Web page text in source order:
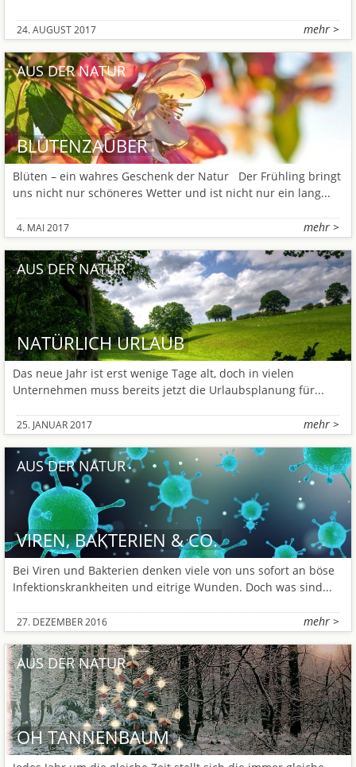
24. AUGUST 2017 mehr >
BLÜTENZAUBER
AUS DER NATUR
Blüten – ein wahres Geschenk der Natur Der Frühling bringt
uns nicht nur schöneres Wetter und ist nicht nur ein lang...
4. MAI 2017 mehr >
NATÜRLICH URLAUB
AUS DER NATUR
Das neue Jahr ist erst wenige Tage alt, doch in vielen
Unternehmen muss bereits jetzt die Urlaubsplanung für...
25. JANUAR 2017 mehr >
VIREN, BAKTERIEN & CO.
AUS DER NATUR
Bei Viren und Bakterien denken viele von uns sofort an böse
Infektionskrankheiten und eitrige Wunden. Doch was sind...
27. DEZEMBER 2016 mehr >
OH TANNENBAUM
AUS DER NATUR